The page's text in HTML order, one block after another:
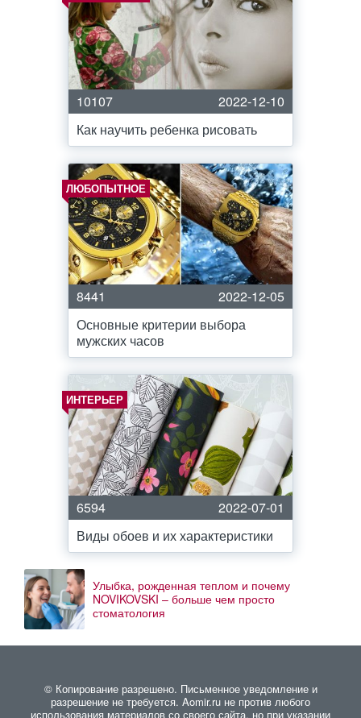
10107
2022-12-10
Как научить ребенка рисовать
ЛЮБОПЫТНОЕ
8441
2022-12-05
Основные критерии выбора
мужских часов
ИНТЕРЬЕР
6594
2022-07-01
Виды обоев и их характеристики
Улыбка, рожденная теплом и почему
NOVIKOVSKI – больше чем просто
стоматология
© Копирование разрешено. Письменное уведомление и
разрешение не требуется. Aomir.ru не против любого
использования материалов со своего сайта, но при указании